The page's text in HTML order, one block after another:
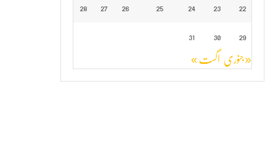
22
23
24
25
26
27
28
29
30
31
« جنوری اگست »